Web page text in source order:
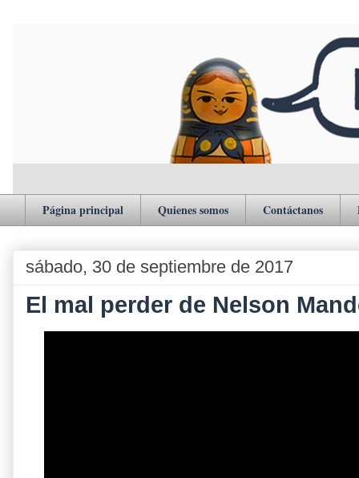
Página principal Quienes somos Contáctanos
sábado, 30 de septiembre de 2017
El mal perder de Nelson